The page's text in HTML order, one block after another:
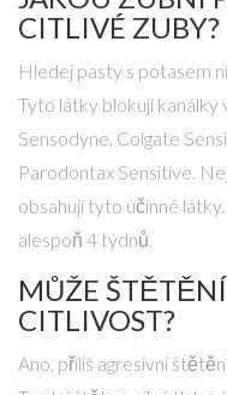
CITLIVÉ ZUBY?
Hledej pasty s potasem
Tyto látky blokují kanálky
Sensodyne, Colgate
Parodontax Sensitive.
obsahují tyto účinné
alespoň 4 týdnů.
MŮŽE
CITLIVOST?
Ano, příliš agresivní